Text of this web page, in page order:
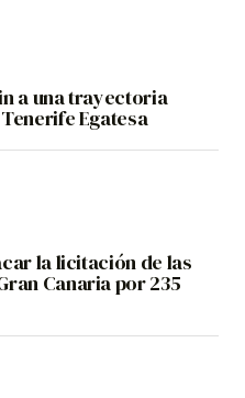
a una trayectoria
Egatesa
la licitación de las
Canaria por 235